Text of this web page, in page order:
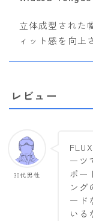
立体成型された
ィット感を向上
レビュー
30代男性
ーツ
ポー
ング
ード
いる